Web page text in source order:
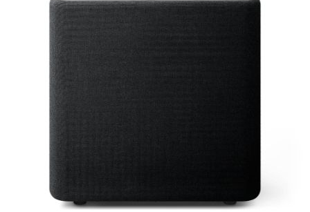
パワーアンプ
CDプレーヤー・レシーバー
ネットワークプレーヤー・D/Aコンバーター
フォノイコライザー・MCトランス
スピーカー